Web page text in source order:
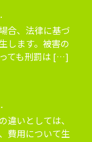
合、法律に基づ
します。被害の
ても刑罰は […]
違いとしては、
費用について生